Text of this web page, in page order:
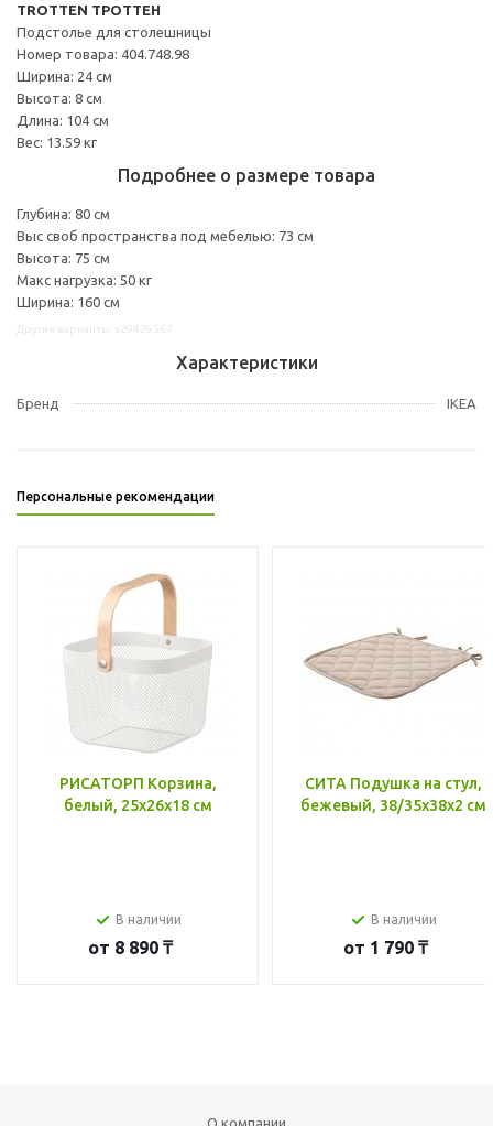
TROTTEN ТРОТТЕН
Подстолье для столешницы
Номер товара: 404.748.98
Ширина: 24 см
Высота: 8 см
Длина: 104 см
Вес: 13.59 кг
Подробнее о размере товара
Глубина: 80 см
Выс своб пространства под мебелью: 73 см
Высота: 75 см
Макс нагрузка: 50 кг
Ширина: 160 см
Характеристики
Бренд IKEA
Персональные рекомендации
РИСАТОРП Корзина,
белый, 25x26x18 см
В наличии
от 8 890 ₸
СИТА Подушка на стул,
бежевый, 38/35x38x2 см
В наличии
от 1 790 ₸
О компании